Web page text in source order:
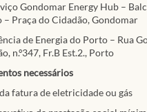
Gondomar Energy Hub –
– Praça do Cidadão, Gondomar
de Energia do Porto – Rua
n.º347, Fr.B Est.2., Porto
necessários
fatura de eletricidade ou gás